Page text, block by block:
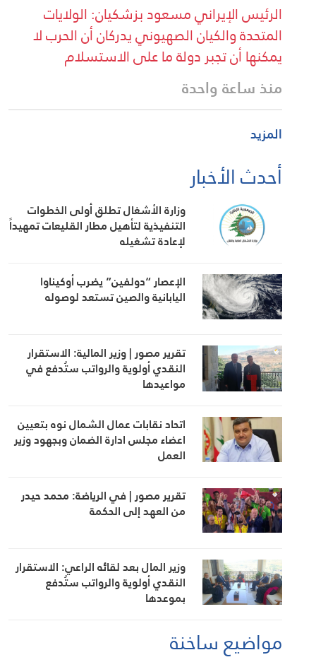
الرئيس الإيراني مسعود بزشكيان: الولايات
المتحدة والكيان الصهيوني يدركان أن الحرب لا
يمكنها أن تجبر دولة ما على الاستسلام
منذ ساعة واحدة
المزيد
أحدث الأخبار
وزارة الأشغال تطلق أولى الخطوات
التنفيذية لتأهيل مطار القليعات تمهيداً
لإعادة تشغيله
الإعصار “دولفين” يضرب أوكيناوا
اليابانية والصين تستعد لوصوله
تقرير مصور | وزير المالية: الاستقرار
النقدي أولوية والرواتب ستُدفع في
مواعيدها
اتحاد نقابات عمال الشمال نوه بتعيين
اعضاء مجلس ادارة الضمان وبجهود وزير
العمل
تقرير مصور | في الرياضة: محمد حيدر
من العهد إلى الحكمة
وزير المال بعد لقائه الراعي: الاستقرار
النقدي أولوية والرواتب ستُدفع
بموعدها
مواضيع ساخنة